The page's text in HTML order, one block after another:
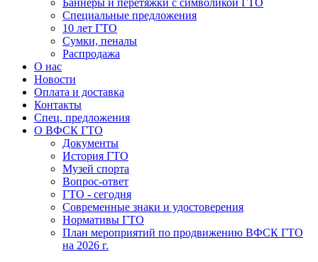
Баннеры и перетяжки с символикой ГТО
Специальные предложения
10 лет ГТО
Сумки, пеналы
Распродажа
О нас
Новости
Оплата и доставка
Контакты
Спец. предложения
О ВФСК ГТО
Документы
История ГТО
Музей спорта
Вопрос-ответ
ГТО - сегодня
Современные знаки и удостоверения
Нормативы ГТО
План мероприятий по продвижению ВФСК ГТО
на 2026 г.